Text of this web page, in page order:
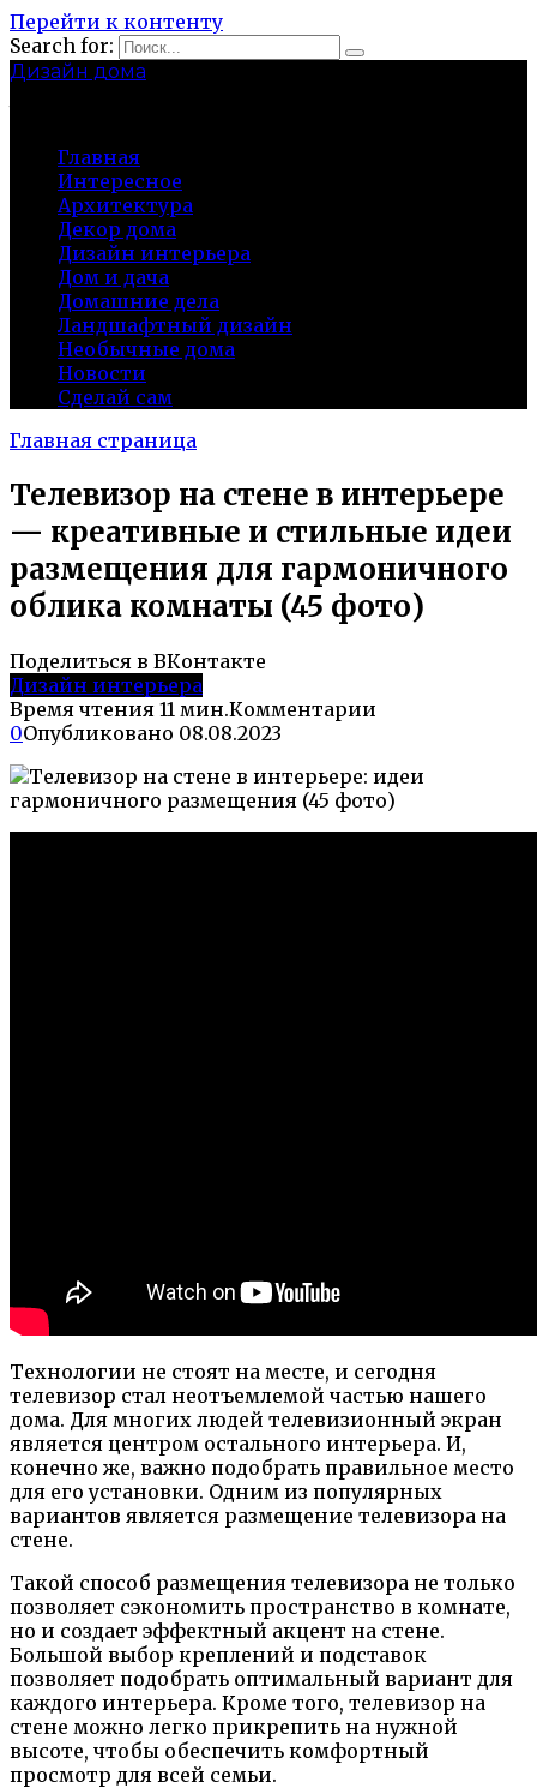
Перейти к контенту
Search for:
Дизайн дома
Главная
Интересное
Архитектура
Декор дома
Дизайн интерьера
Дом и дача
Домашние дела
Ландшафтный дизайн
Необычные дома
Новости
Сделай сам
Главная страница
Телевизор на стене в интерьере
— креативные и стильные идеи
размещения для гармоничного
облика комнаты (45 фото)
Поделиться в ВКонтакте
Дизайн интерьера
Время чтения 11 мин.Комментарии
0Опубликовано 08.08.2023
Технологии не стоят на месте, и сегодня
телевизор стал неотъемлемой частью нашего
дома. Для многих людей телевизионный экран
является центром остального интерьера. И,
конечно же, важно подобрать правильное место
для его установки. Одним из популярных
вариантов является размещение телевизора на
стене.
Такой способ размещения телевизора не только
позволяет сэкономить пространство в комнате,
но и создает эффектный акцент на стене.
Большой выбор креплений и подставок
позволяет подобрать оптимальный вариант для
каждого интерьера. Кроме того, телевизор на
стене можно легко прикрепить на нужной
высоте, чтобы обеспечить комфортный
просмотр для всей семьи.